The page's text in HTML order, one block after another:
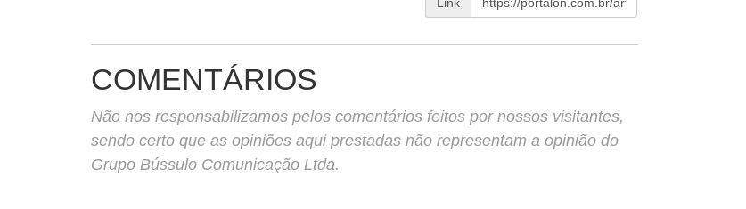
COMENTÁRIOS
Não nos responsabilizamos pelos comentários feitos por nossos visitantes,
sendo certo que as opiniões aqui prestadas não representam a opinião do
Grupo Bússulo Comunicação Ltda.